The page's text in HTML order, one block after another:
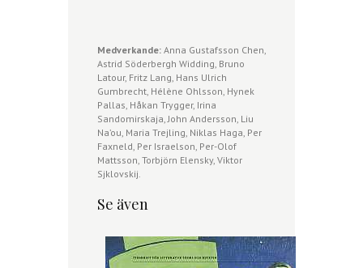
Medverkande: Anna Gustafsson Chen,
Astrid Söderbergh Widding, Bruno
Latour, Fritz Lang, Hans Ulrich
Gumbrecht, Hélène Ohlsson, Hynek
Pallas, Håkan Trygger, Irina
Sandomirskaja, John Andersson, Liu
Na’ou, Maria Trejling, Niklas Haga, Per
Faxneld, Per Israelson, Per-Olof
Mattsson, Torbjörn Elensky, Viktor
Sjklovskij.
Se även